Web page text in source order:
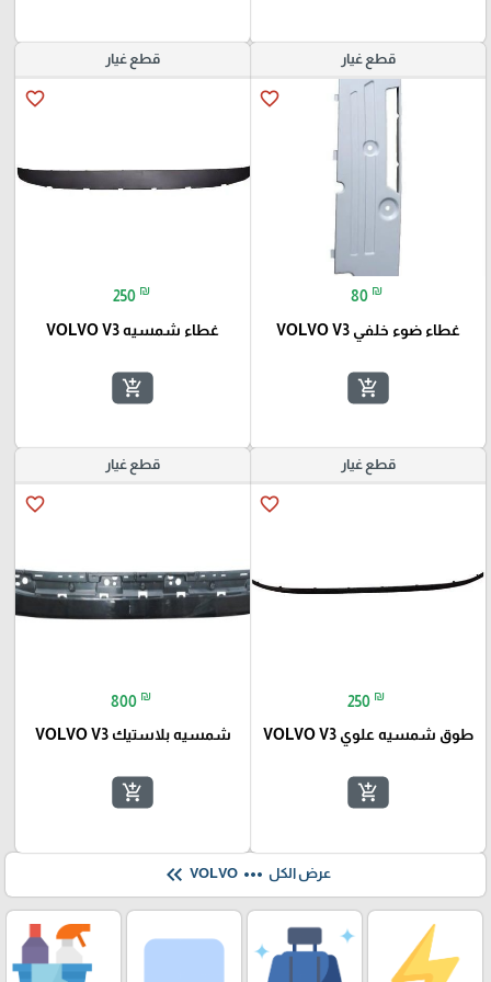
قطع غيار
favorite_border
80 ₪
غطاء ضوء خلفي VOLVO V3
add_shopping_cart
قطع غيار
favorite_border
250 ₪
غطاء شمسيه VOLVO V3
add_shopping_cart
قطع غيار
favorite_border
250 ₪
طوق شمسيه علوي VOLVO V3
add_shopping_cart
قطع غيار
favorite_border
800 ₪
شمسيه بلاستيك VOLVO V3
add_shopping_cart
عرض الكل more_horiz
VOLVO
keyboard_double_arrow_left